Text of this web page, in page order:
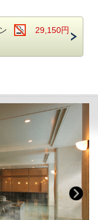
♪
すめです◎
る
日）
（バイキング）
29,150円